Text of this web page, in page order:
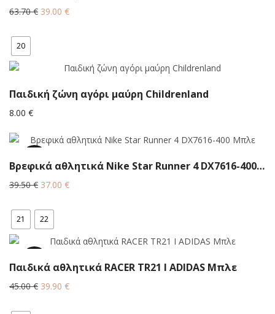
63.70€ Original
39.00 €Η
20
Παιδική ζώνη αγόρι μαύρη Childrenland
8.00 €
Βρεφικά αθλητικά Nike Star Runner 4 DX7616-400 Μπλε
39.50€ Original
was:
39.50 €.
37.00 €Η
21 22
Παιδικά αθλητικά RACER TR21 I ADIDAS Μπλε
45.00€ Original
39.90 €Η